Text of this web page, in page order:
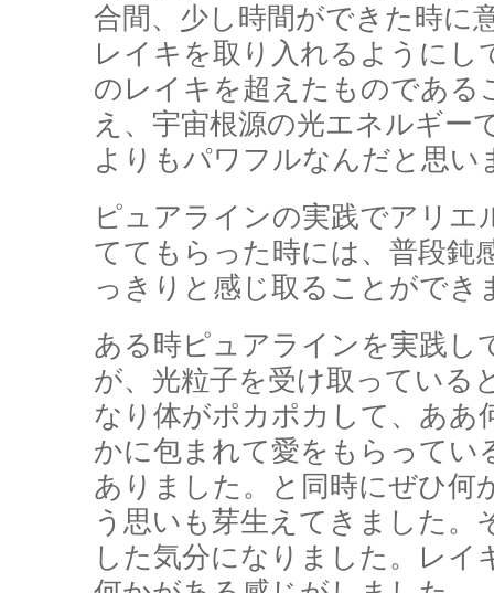
合間、少し時間ができた時に
レイキを取り入れるようにし
のレイキを超えたものである
え、宇宙根源の光エネルギー
よりもパワフルなんだと思い
ピュアラインの実践でアリエ
ててもらった時には、普段鈍
っきりと感じ取ることができ
ある時ピュアラインを実践し
が、光粒子を受け取っている
なり体がポカポカして、ああ
かに包まれて愛をもらってい
ありました。と同時にぜひ何
う思いも芽生えてきました。
した気分になりました。レイ